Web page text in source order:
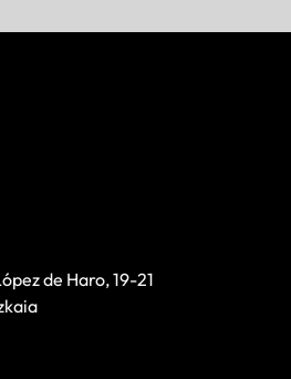
de Haro, 19-21